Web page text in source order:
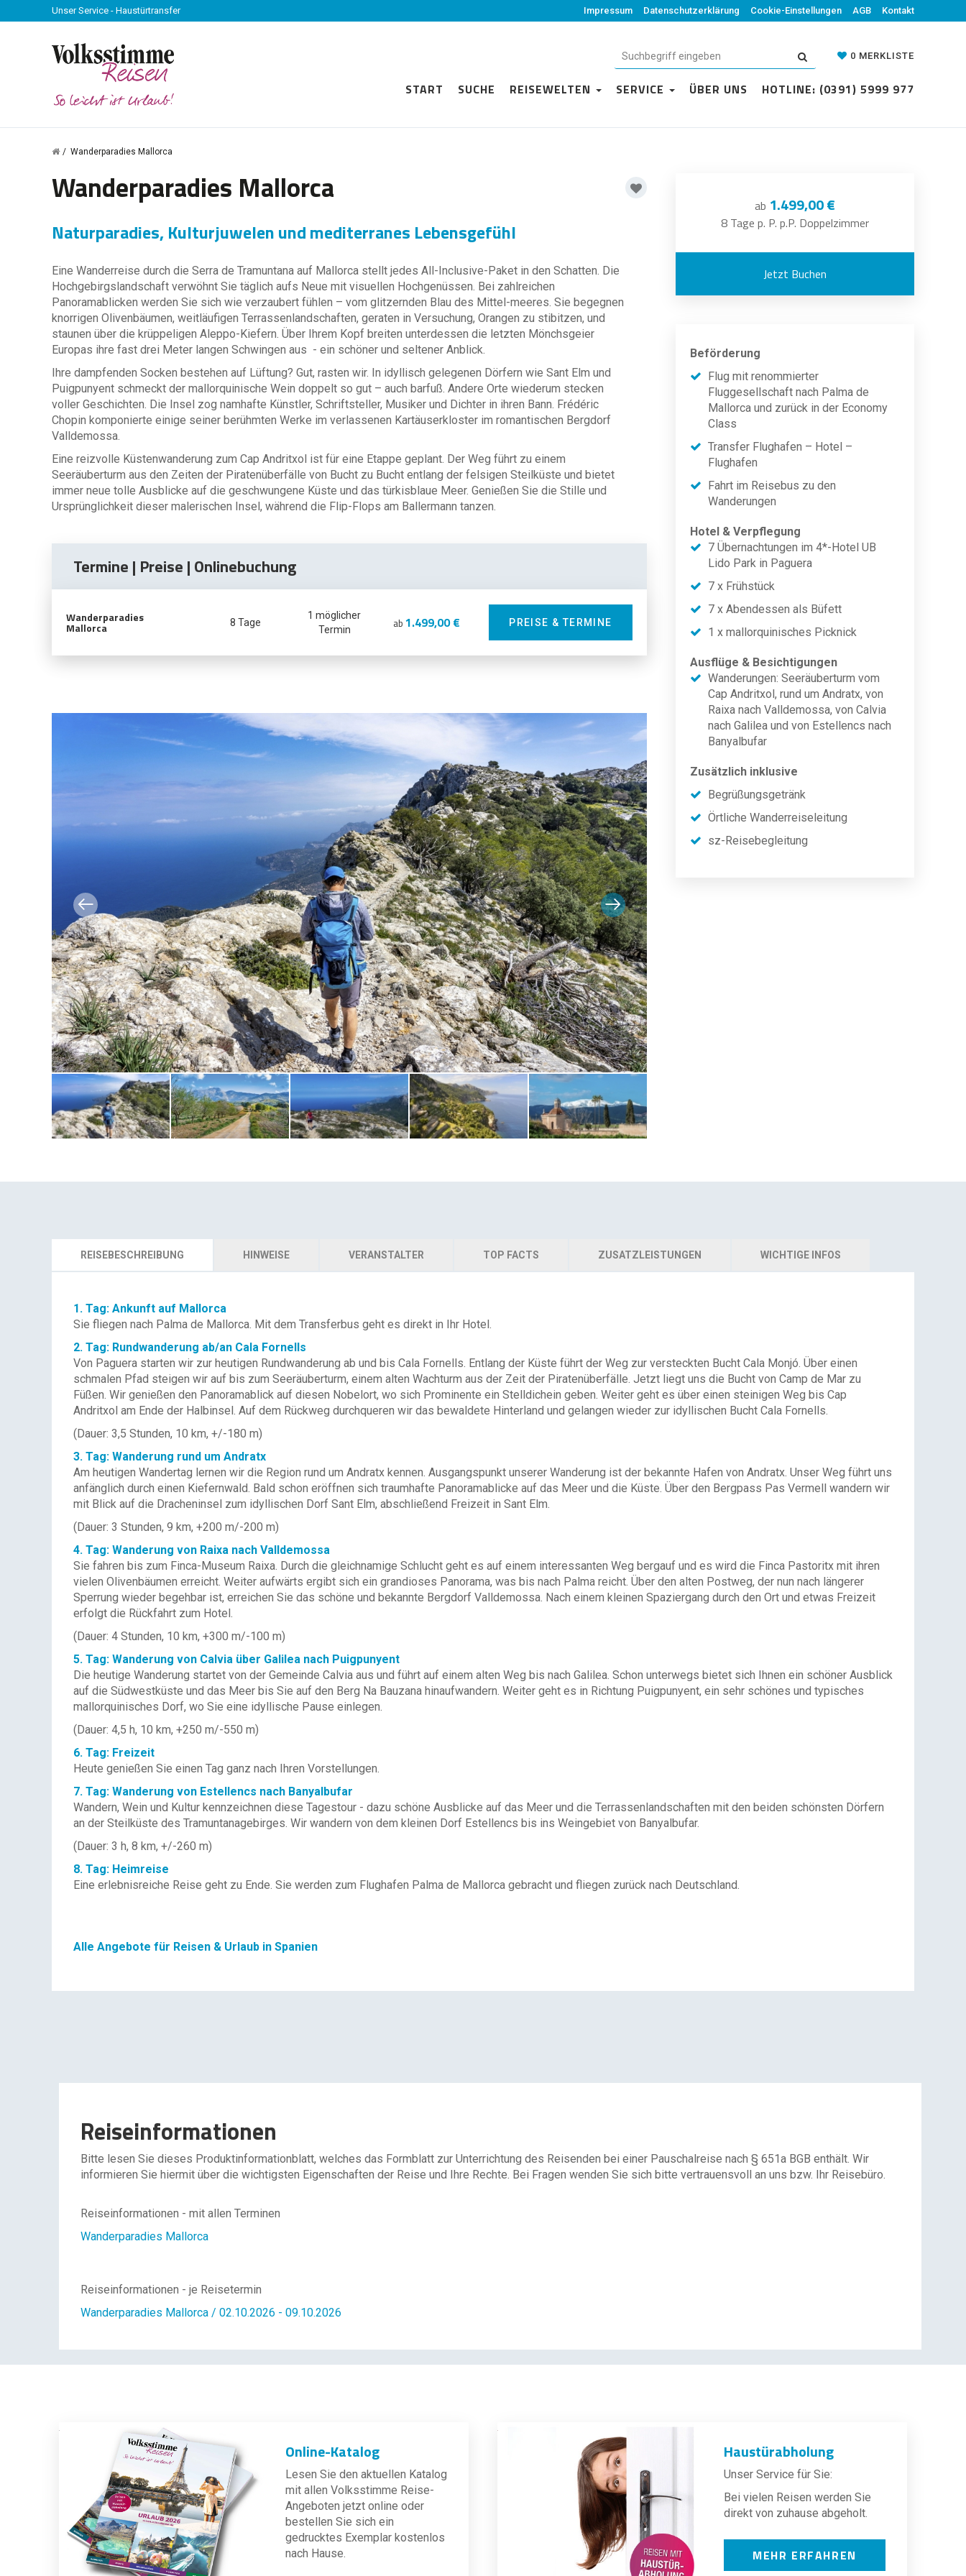
Unser Service - Haustürtransfer Impressum Datenschutzerklärung Cookie-Einstellungen AGB Kontakt
0 MERKLISTE
START SUCHE REISEWELTEN SERVICE ÜBER UNS HOTLINE: (0391) 5999 977
Wanderparadies Mallorca
Wanderparadies Mallorca
Naturparadies, Kulturjuwelen und mediterranes Lebensgefühl
Eine Wanderreise durch die Serra de Tramuntana auf Mallorca stellt jedes All-Inclusive-Paket in den Schatten. Die
Hochgebirgslandschaft verwöhnt Sie täglich aufs Neue mit visuellen Hochgenüssen. Bei zahlreichen
Panoramablicken werden Sie sich wie verzaubert fühlen – vom glitzernden Blau des Mittel-meeres. Sie begegnen
knorrigen Olivenbäumen, weitläufigen Terrassenlandschaften, geraten in Versuchung, Orangen zu stibitzen, und
staunen über die krüppeligen Aleppo-Kiefern. Über Ihrem Kopf breiten unterdessen die letzten Mönchsgeier
Europas ihre fast drei Meter langen Schwingen aus - ein schöner und seltener Anblick.
Ihre dampfenden Socken bestehen auf Lüftung? Gut, rasten wir. In idyllisch gelegenen Dörfern wie Sant Elm und
Puigpunyent schmeckt der mallorquinische Wein doppelt so gut – auch barfuß. Andere Orte wiederum stecken
voller Geschichten. Die Insel zog namhafte Künstler, Schriftsteller, Musiker und Dichter in ihren Bann. Frédéric
Chopin komponierte einige seiner berühmten Werke im verlassenen Kartäuserkloster im romantischen Bergdorf
Valldemossa.
Eine reizvolle Küstenwanderung zum Cap Andritxol ist für eine Etappe geplant. Der Weg führt zu einem
Seeräuberturm aus den Zeiten der Piratenüberfälle von Bucht zu Bucht entlang der felsigen Steilküste und bietet
immer neue tolle Ausblicke auf die geschwungene Küste und das türkisblaue Meer. Genießen Sie die Stille und
Ursprünglichkeit dieser malerischen Insel, während die Flip-Flops am Ballermann tanzen.
Termine | Preise | Onlinebuchung
Wanderparadies
Mallorca 8 Tage
1 möglicher
Termin
ab 1.499,00 € PREISE & TERMINE
ab 1.499,00 €
8 Tage p. P. p.P. Doppelzimmer
Jetzt Buchen
Beförderung
Flug mit renommierter
Fluggesellschaft nach Palma de
Mallorca und zurück in der Economy
Class
Transfer Flughafen – Hotel –
Flughafen
Fahrt im Reisebus zu den
Wanderungen
Hotel & Verpflegung
7 Übernachtungen im 4*-Hotel UB
Lido Park in Paguera
7 x Frühstück
7 x Abendessen als Büfett
1 x mallorquinisches Picknick
Ausflüge & Besichtigungen
Wanderungen: Seeräuberturm vom
Cap Andritxol, rund um Andratx, von
Raixa nach Valldemossa, von Calvia
nach Galilea und von Estellencs nach
Banyalbufar
Zusätzlich inklusive
Begrüßungsgetränk
Örtliche Wanderreiseleitung
sz-Reisebegleitung
REISEBESCHREIBUNG HINWEISE VERANSTALTER TOP FACTS ZUSATZLEISTUNGEN WICHTIGE INFOS
1. Tag: Ankunft auf Mallorca
Sie fliegen nach Palma de Mallorca. Mit dem Transferbus geht es direkt in Ihr Hotel.
2. Tag: Rundwanderung ab/an Cala Fornells
Von Paguera starten wir zur heutigen Rundwanderung ab und bis Cala Fornells. Entlang der Küste führt der Weg zur versteckten Bucht Cala Monjó. Über einen
schmalen Pfad steigen wir auf bis zum Seeräuberturm, einem alten Wachturm aus der Zeit der Piratenüberfälle. Jetzt liegt uns die Bucht von Camp de Mar zu
Füßen. Wir genießen den Panoramablick auf diesen Nobelort, wo sich Prominente ein Stelldichein geben. Weiter geht es über einen steinigen Weg bis Cap
Andritxol am Ende der Halbinsel. Auf dem Rückweg durchqueren wir das bewaldete Hinterland und gelangen wieder zur idyllischen Bucht Cala Fornells.
(Dauer: 3,5 Stunden, 10 km, +/-180 m)
3. Tag: Wanderung rund um Andratx
Am heutigen Wandertag lernen wir die Region rund um Andratx kennen. Ausgangspunkt unserer Wanderung ist der bekannte Hafen von Andratx. Unser Weg führt uns
anfänglich durch einen Kiefernwald. Bald schon eröffnen sich traumhafte Panoramablicke auf das Meer und die Küste. Über den Bergpass Pas Vermell wandern wir
mit Blick auf die Dracheninsel zum idyllischen Dorf Sant Elm, abschließend Freizeit in Sant Elm.
(Dauer: 3 Stunden, 9 km, +200 m/-200 m)
4. Tag: Wanderung von Raixa nach Valldemossa
Sie fahren bis zum Finca-Museum Raixa. Durch die gleichnamige Schlucht geht es auf einem interessanten Weg bergauf und es wird die Finca Pastoritx mit ihren
vielen Olivenbäumen erreicht. Weiter aufwärts ergibt sich ein grandioses Panorama, was bis nach Palma reicht. Über den alten Postweg, der nun nach längerer
Sperrung wieder begehbar ist, erreichen Sie das schöne und bekannte Bergdorf Valldemossa. Nach einem kleinen Spaziergang durch den Ort und etwas Freizeit
erfolgt die Rückfahrt zum Hotel.
(Dauer: 4 Stunden, 10 km, +300 m/-100 m)
5. Tag: Wanderung von Calvia über Galilea nach Puigpunyent
Die heutige Wanderung startet von der Gemeinde Calvia aus und führt auf einem alten Weg bis nach Galilea. Schon unterwegs bietet sich Ihnen ein schöner Ausblick
auf die Südwestküste und das Meer bis Sie auf den Berg Na Bauzana hinaufwandern. Weiter geht es in Richtung Puigpunyent, ein sehr schönes und typisches
mallorquinisches Dorf, wo Sie eine idyllische Pause einlegen.
(Dauer: 4,5 h, 10 km, +250 m/-550 m)
6. Tag: Freizeit
Heute genießen Sie einen Tag ganz nach Ihren Vorstellungen.
7. Tag: Wanderung von Estellencs nach Banyalbufar
Wandern, Wein und Kultur kennzeichnen diese Tagestour - dazu schöne Ausblicke auf das Meer und die Terrassenlandschaften mit den beiden schönsten Dörfern
an der Steilküste des Tramuntanagebirges. Wir wandern von dem kleinen Dorf Estellencs bis ins Weingebiet von Banyalbufar.
(Dauer: 3 h, 8 km, +/-260 m)
8. Tag: Heimreise
Eine erlebnisreiche Reise geht zu Ende. Sie werden zum Flughafen Palma de Mallorca gebracht und fliegen zurück nach Deutschland.
Alle Angebote für Reisen & Urlaub in Spanien
Reiseinformationen
Bitte lesen Sie dieses Produktinformationblatt, welches das Formblatt zur Unterrichtung des Reisenden bei einer Pauschalreise nach § 651a BGB enthält. Wir
informieren Sie hiermit über die wichtigsten Eigenschaften der Reise und Ihre Rechte. Bei Fragen wenden Sie sich bitte vertrauensvoll an uns bzw. Ihr Reisebüro.
Reiseinformationen - mit allen Terminen
Wanderparadies Mallorca
Reiseinformationen - je Reisetermin
Wanderparadies Mallorca / 02.10.2026 - 09.10.2026
Online-Katalog
Lesen Sie den aktuellen Katalog
mit allen Volksstimme Reise-
Angeboten jetzt online oder
bestellen Sie sich ein
gedrucktes Exemplar kostenlos
nach Hause.
Haustürabholung
Unser Service für Sie:
Bei vielen Reisen werden Sie
direkt von zuhause abgeholt.
MEHR ERFAHREN